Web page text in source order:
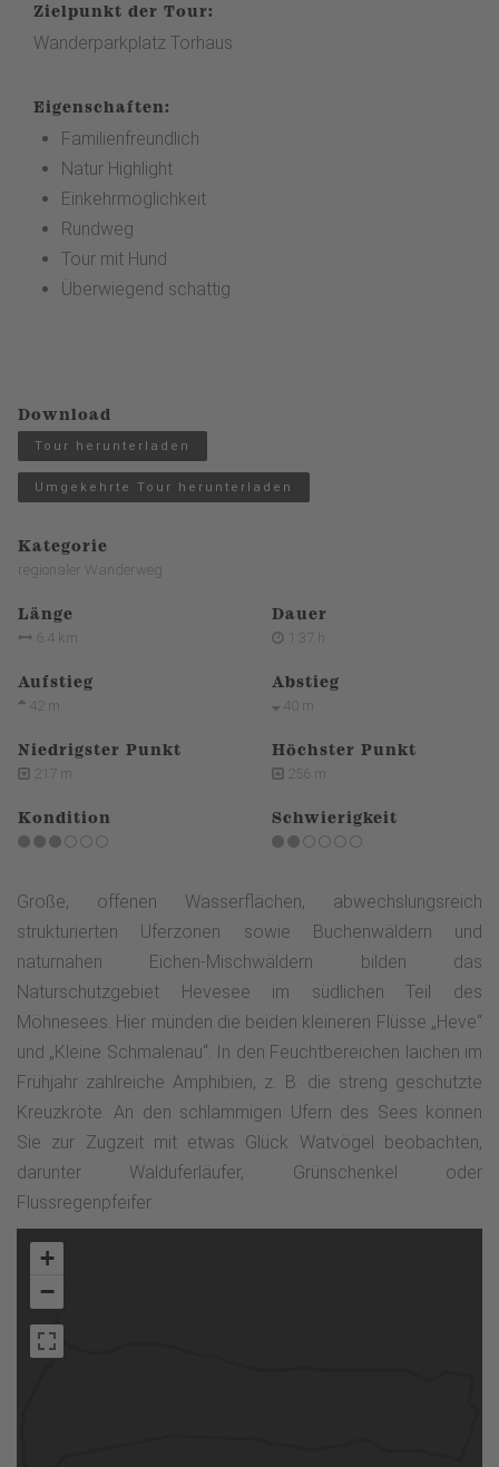
Zielpunkt der Tour:
Wanderparkplatz Torhaus
Eigenschaften:
Familienfreundlich
Natur Highlight
Einkehrmöglichkeit
Rundweg
Tour mit Hund
Überwiegend schattig
Download
Tour herunterladen
Umgekehrte Tour herunterladen
Kategorie
regionaler Wanderweg
Länge
6.4 km
Dauer
1:37 h
Aufstieg
42 m
Abstieg
40 m
Niedrigster Punkt
217 m
Höchster Punkt
256 m
Kondition Schwierigkeit
Große, offenen Wasserflächen, abwechslungsreich
strukturierten Uferzonen sowie Buchenwäldern und
naturnahen Eichen-Mischwäldern bilden das
Naturschutzgebiet Hevesee im südlichen Teil des
Möhnesees. Hier münden die beiden kleineren Flüsse „Heve“
und „Kleine Schmalenau“. In den Feuchtbereichen laichen im
Frühjahr zahlreiche Amphibien, z. B. die streng geschützte
Kreuzkröte. An den schlammigen Ufern des Sees können
Sie zur Zugzeit mit etwas Glück Watvögel beobachten,
darunter Walduferläufer, Grünschenkel oder
Flussregenpfeifer.
+
−